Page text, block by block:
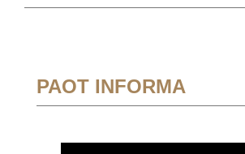
PAOT INFORMA